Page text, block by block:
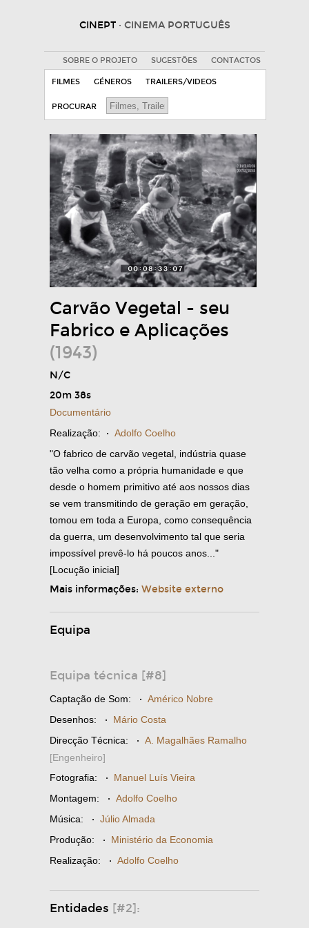
CINEPT · CINEMA PORTUGUÊS
SOBRE O PROJETO SUGESTÕES CONTACTOS
FILMES GÉNEROS TRAILERS/VIDEOS
PROCURAR
Carvão Vegetal - seu
Fabrico e Aplicações
(1943)
N/C
20m 38s
Documentário
Realização: · Adolfo Coelho
"O fabrico de carvão vegetal, indústria quase
tão velha como a própria humanidade e que
desde o homem primitivo até aos nossos dias
se vem transmitindo de geração em geração,
tomou em toda a Europa, como consequência
da guerra, um desenvolvimento tal que seria
impossível prevê-lo há poucos anos..."
[Locução inicial]
Mais informações: Website externo
Equipa
Equipa técnica [#8]
Captação de Som: · Américo Nobre
Desenhos: · Mário Costa
Direcção Técnica: · A. Magalhães Ramalho
[Engenheiro]
Fotografia: · Manuel Luís Vieira
Montagem: · Adolfo Coelho
Música: · Júlio Almada
Produção: · Ministério da Economia
Realização: · Adolfo Coelho
Entidades [#2]: